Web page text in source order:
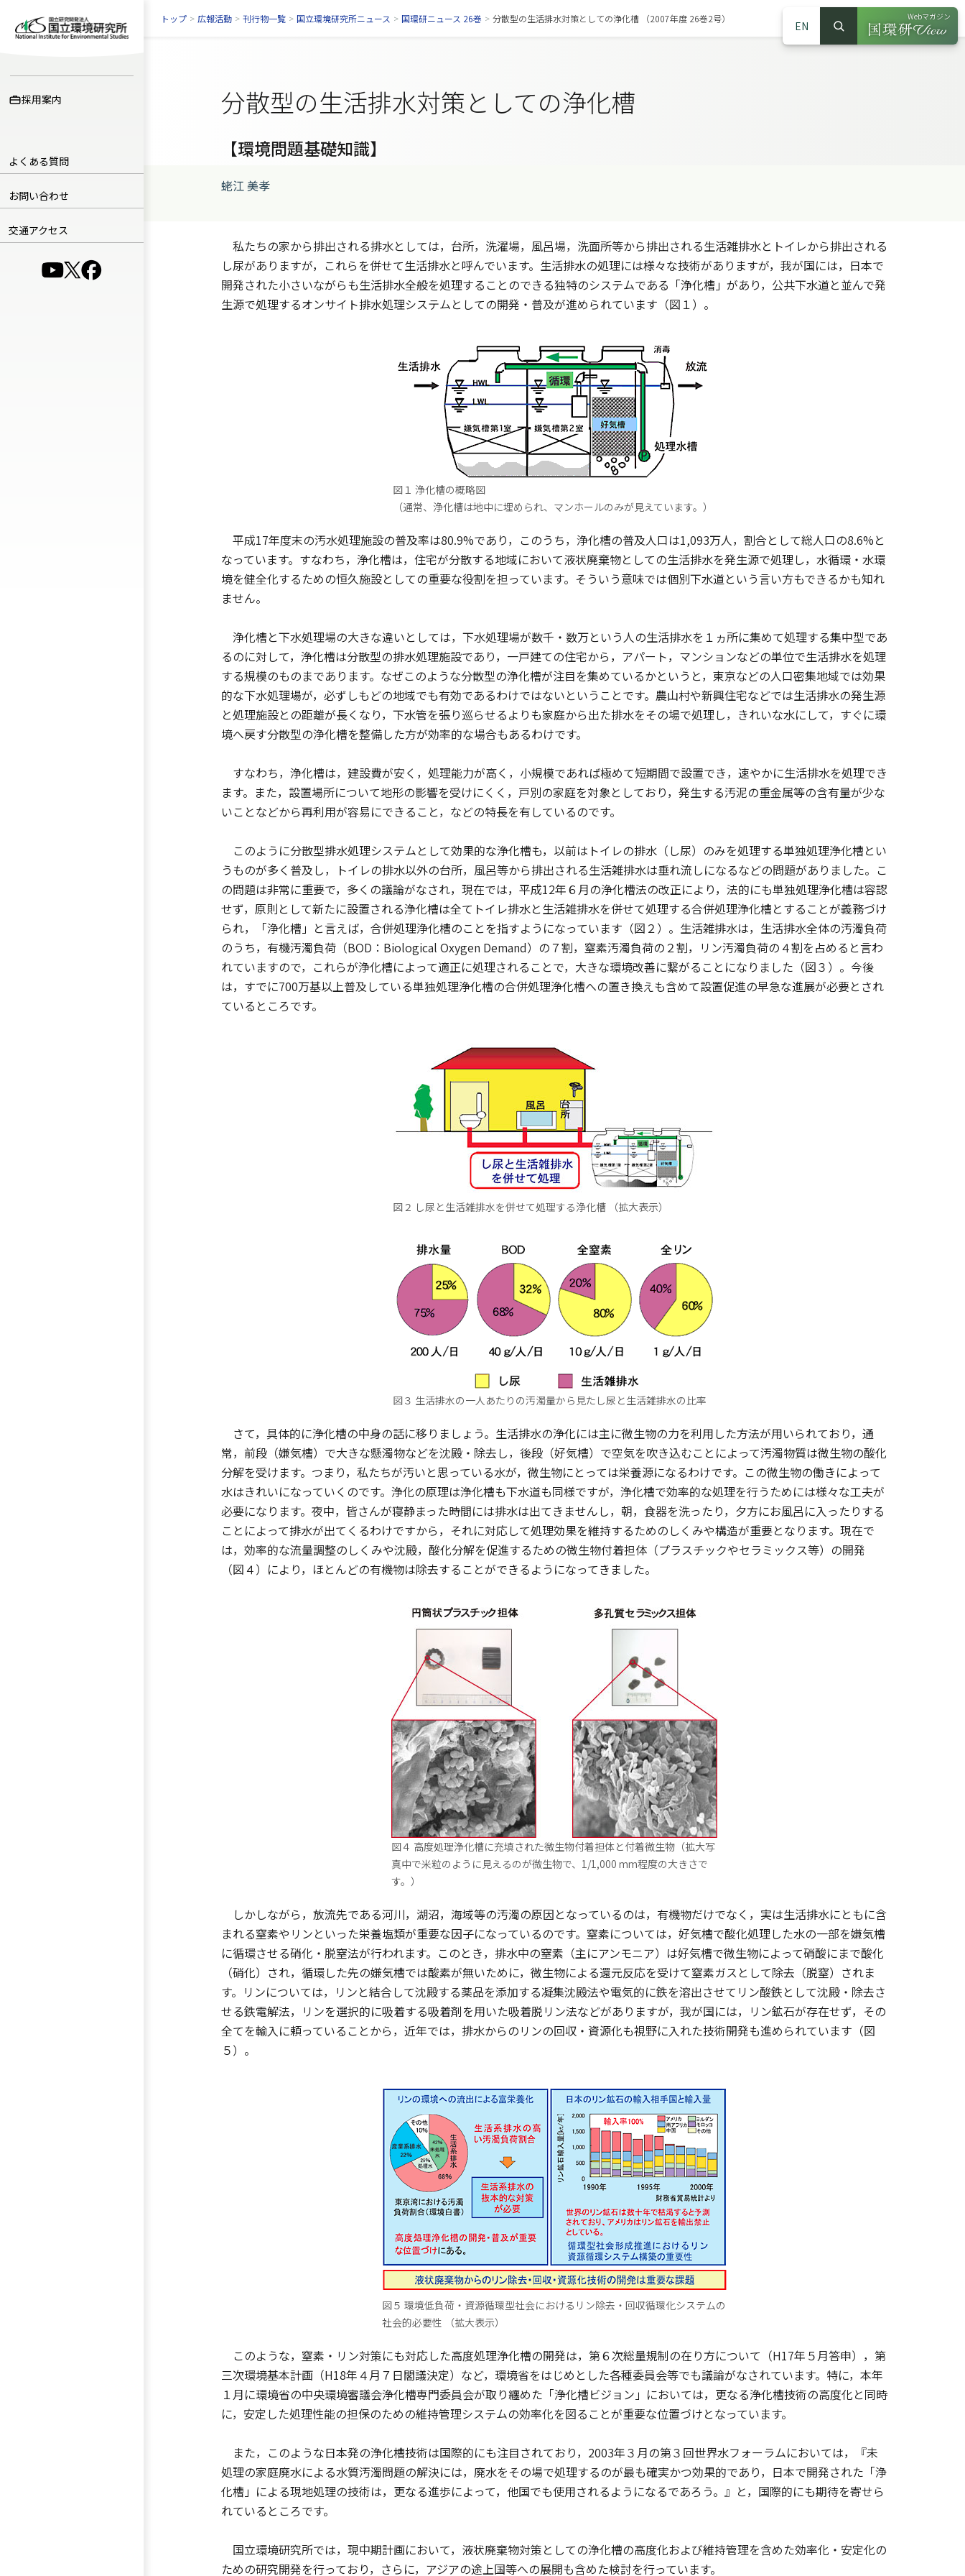
採用案内
よくある質問
お問い合わせ
交通アクセス
（別ウインドウで開きます）
（別ウインドウで開きます）
（別ウインドウで開きます）
EN
サイト内検索
検索
Webマガジン
（別ウインドウ
トップ > 広報活動 > 刊行物一覧 > 国立環境研究所ニュース > 国環研ニュース 26巻 > 分散型の生活排水対策としての浄化槽 （2007年度 26巻2号）
分散型の生活排水対策としての浄化槽
【環境問題基礎知識】
蛯江 美孝
私たちの家から排出される排水としては，台所，洗濯場，風呂場，洗面所等から排出される生活雑排水とトイレから排出される
し尿がありますが，これらを併せて生活排水と呼んでいます。生活排水の処理には様々な技術がありますが，我が国には，日本で
開発された小さいながらも生活排水全般を処理することのできる独特のシステムである「浄化槽」があり，公共下水道と並んで発
生源で処理するオンサイト排水処理システムとしての開発・普及が進められています（図１）。
図１ 浄化槽の概略図
（通常、浄化槽は地中に埋められ、マンホールのみが見えています。）
平成17年度末の汚水処理施設の普及率は80.9%であり，このうち，浄化槽の普及人口は1,093万人，割合として総人口の8.6%と
なっています。すなわち，浄化槽は，住宅が分散する地域において液状廃棄物としての生活排水を発生源で処理し，水循環・水環
境を健全化するための恒久施設としての重要な役割を担っています。そういう意味では個別下水道という言い方もできるかも知れ
ません。
浄化槽と下水処理場の大きな違いとしては，下水処理場が数千・数万という人の生活排水を１ヵ所に集めて処理する集中型であ
るのに対して，浄化槽は分散型の排水処理施設であり，一戸建ての住宅から，アパート，マンションなどの単位で生活排水を処理
する規模のものまであります。なぜこのような分散型の浄化槽が注目を集めているかというと，東京などの人口密集地域では効果
的な下水処理場が，必ずしもどの地域でも有効であるわけではないということです。農山村や新興住宅などでは生活排水の発生源
と処理施設との距離が長くなり，下水管を張り巡らせるよりも家庭から出た排水をその場で処理し，きれいな水にして，すぐに環
境へ戻す分散型の浄化槽を整備した方が効率的な場合もあるわけです。
すなわち，浄化槽は，建設費が安く，処理能力が高く，小規模であれば極めて短期間で設置でき，速やかに生活排水を処理でき
ます。また，設置場所について地形の影響を受けにくく，戸別の家庭を対象としており，発生する汚泥の重金属等の含有量が少な
いことなどから再利用が容易にできること，などの特長を有しているのです。
このように分散型排水処理システムとして効果的な浄化槽も，以前はトイレの排水（し尿）のみを処理する単独処理浄化槽とい
うものが多く普及し，トイレの排水以外の台所，風呂等から排出される生活雑排水は垂れ流しになるなどの問題がありました。こ
の問題は非常に重要で，多くの議論がなされ，現在では，平成12年６月の浄化槽法の改正により，法的にも単独処理浄化槽は容認
せず，原則として新たに設置される浄化槽は全てトイレ排水と生活雑排水を併せて処理する合併処理浄化槽とすることが義務づけ
られ，「浄化槽」と言えば，合併処理浄化槽のことを指すようになっています（図２）。生活雑排水は，生活排水全体の汚濁負荷
のうち，有機汚濁負荷（BOD：Biological Oxygen Demand）の７割，窒素汚濁負荷の２割，リン汚濁負荷の４割を占めると言わ
れていますので，これらが浄化槽によって適正に処理されることで，大きな環境改善に繋がることになりました（図３）。今後
は，すでに700万基以上普及している単独処理浄化槽の合併処理浄化槽への置き換えも含めて設置促進の早急な進展が必要とされ
ているところです。
図２ し尿と生活雑排水を併せて処理する浄化槽 （拡大表示）
図３ 生活排水の一人あたりの汚濁量から見たし尿と生活雑排水の比率
さて，具体的に浄化槽の中身の話に移りましょう。生活排水の浄化には主に微生物の力を利用した方法が用いられており，通
常，前段（嫌気槽）で大きな懸濁物などを沈殿・除去し，後段（好気槽）で空気を吹き込むことによって汚濁物質は微生物の酸化
分解を受けます。つまり，私たちが汚いと思っている水が，微生物にとっては栄養源になるわけです。この微生物の働きによって
水はきれいになっていくのです。浄化の原理は浄化槽も下水道も同様ですが，浄化槽で効率的な処理を行うためには様々な工夫が
必要になります。夜中，皆さんが寝静まった時間には排水は出てきませんし，朝，食器を洗ったり，夕方にお風呂に入ったりする
ことによって排水が出てくるわけですから，それに対応して処理効果を維持するためのしくみや構造が重要となります。現在で
は，効率的な流量調整のしくみや沈殿，酸化分解を促進するための微生物付着担体（プラスチックやセラミックス等）の開発
（図４）により，ほとんどの有機物は除去することができるようになってきました。
図４ 高度処理浄化槽に充填された微生物付着担体と付着微生物（拡大写
真中で米粒のように見えるのが微生物で、1/1,000 mm程度の大きさで
す。）
しかしながら，放流先である河川，湖沼，海域等の汚濁の原因となっているのは，有機物だけでなく，実は生活排水にともに含
まれる窒素やリンといった栄養塩類が重要な因子になっているのです。窒素については，好気槽で酸化処理した水の一部を嫌気槽
に循環させる硝化・脱窒法が行われます。このとき，排水中の窒素（主にアンモニア）は好気槽で微生物によって硝酸にまで酸化
（硝化）され，循環した先の嫌気槽では酸素が無いために，微生物による還元反応を受けて窒素ガスとして除去（脱窒）されま
す。リンについては，リンと結合して沈殿する薬品を添加する凝集沈殿法や電気的に鉄を溶出させてリン酸鉄として沈殿・除去さ
せる鉄電解法，リンを選択的に吸着する吸着剤を用いた吸着脱リン法などがありますが，我が国には，リン鉱石が存在せず，その
全てを輸入に頼っていることから，近年では，排水からのリンの回収・資源化も視野に入れた技術開発も進められています（図
５）。
図５ 環境低負荷・資源循環型社会におけるリン除去・回収循環化システムの
社会的必要性 （拡大表示）
このような，窒素・リン対策にも対応した高度処理浄化槽の開発は，第６次総量規制の在り方について（H17年５月答申），第
三次環境基本計画（H18年４月７日閣議決定）など，環境省をはじめとした各種委員会等でも議論がなされています。特に，本年
１月に環境省の中央環境審議会浄化槽専門委員会が取り纏めた「浄化槽ビジョン」においては，更なる浄化槽技術の高度化と同時
に，安定した処理性能の担保のための維持管理システムの効率化を図ることが重要な位置づけとなっています。
また，このような日本発の浄化槽技術は国際的にも注目されており，2003年３月の第３回世界水フォーラムにおいては，『未
処理の家庭廃水による水質汚濁問題の解決には，廃水をその場で処理するのが最も確実かつ効果的であり，日本で開発された「浄
化槽」による現地処理の技術は，更なる進歩によって，他国でも使用されるようになるであろう。』と，国際的にも期待を寄せら
れているところです。
国立環境研究所では，現中期計画において，液状廃棄物対策としての浄化槽の高度化および維持管理を含めた効率化・安定化の
ための研究開発を行っており，さらに，アジアの途上国等への展開も含めた検討を行っています。